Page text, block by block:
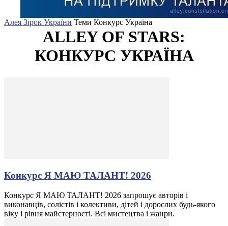
Алея Зірок України Теми Конкурс Україна
ALLEY OF STARS:
КОНКУРС УКРАЇНА
Конкурс Я МАЮ ТАЛАНТ! 2026
Конкурс Я МАЮ ТАЛАНТ! 2026 запрошує авторів і
виконавців, солістів і колективи, дітей і дорослих будь-якого
віку і рівня майстерності. Всі мистецтва і жанри.